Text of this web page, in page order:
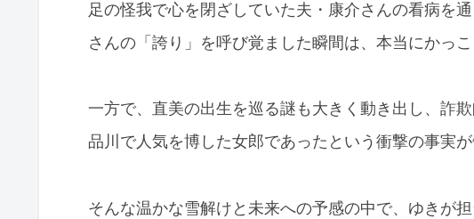
足の怪我で心を閉ざしていた夫・康介さんの看病を
さんの「誇り」を呼び覚ました瞬間は、本当にかっこ
一方で、直美の出生を巡る謎も大きく動き出し、詐
品川で人気を博した女郎であったという衝撃の事実が
そんな温かな雪解けと未来への予感の中で、ゆきが